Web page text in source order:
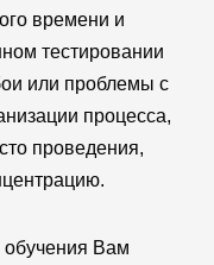
времени и
тестировании
или проблемы с
процесса,
проведения,
обучения Вам